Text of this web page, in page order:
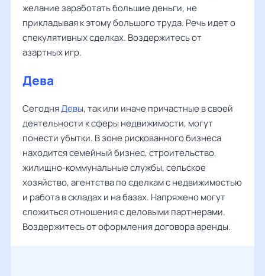
желание заработать большие деньги, не
прикладывая к этому большого труда. Речь идет о
спекулятивных сделках. Воздержитесь от
азартных игр.
Дева
СегодняДевы, так или иначе причастные в своей
деятельности к сферы недвижимости, могут
понести убытки. В зоне рискованного бизнеса
находится семейный бизнес, строительство,
жилищно-коммунальные службы, сельское
хозяйство, агентства по сделкам с недвижимостью
и работа в складах и на базах. Напряжено могут
сложиться отношения с деловыми партнерами.
Воздержитесь от оформления договора аренды.